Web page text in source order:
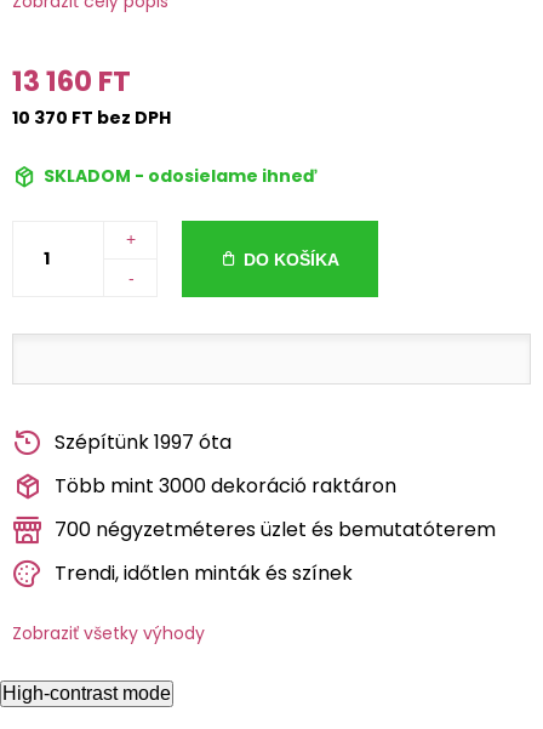
13 160 FT
10 370 FT bez DPH
SKLADOM - odosielame ihneď
+
-
DO KOŠÍKA
Szépítünk 1997 óta
Több mint 3000 dekoráció raktáron
700 négyzetméteres üzlet és bemutatóterem
Trendi, időtlen minták és színek
Zobraziť všetky výhody
High-contrast mode